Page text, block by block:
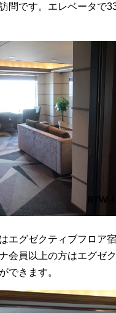
問です。エレベータで
エグゼクティブフロア
会員以上の方はエグゼ
できます。